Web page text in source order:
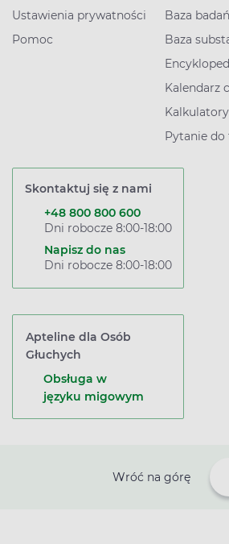
Ustawienia prywatności
Pomoc
Baza badań
Baza
Kalendarz
Kalkulatory
Pytanie
Skontaktuj się z nami
+48 800 800 600
Dni robocze 8:00-18:00
Napisz do nas
Dni robocze 8:00-18:00
Apteline dla Osób
Głuchych
Obsługa w
języku migowym
Wróć na górę